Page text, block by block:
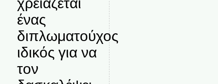
ένας
διπλωματούχος
ιδικός για να
τον